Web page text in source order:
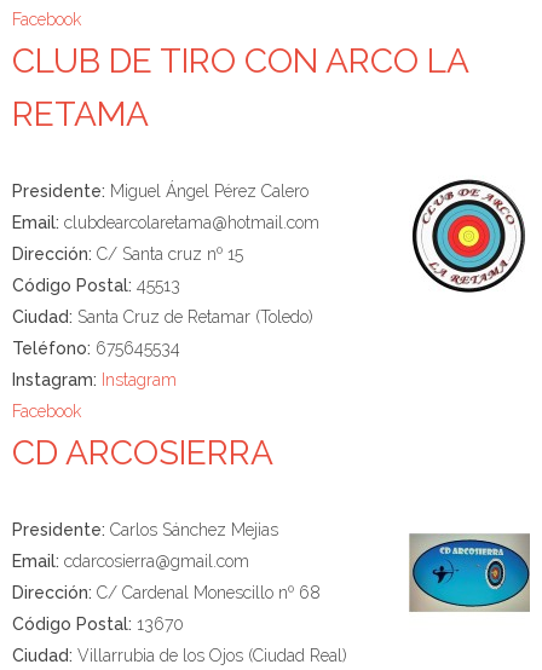
Facebook
CLUB DE TIRO CON ARCO LA
RETAMA
Presidente: Miguel Ángel Pérez Calero
Email: clubdearcolaretama@hotmail.com
Dirección: C/ Santa cruz nº 15
Código Postal: 45513
Ciudad: Santa Cruz de Retamar (Toledo)
Teléfono: 675645534
Instagram: Instagram
Facebook
CD ARCOSIERRA
Presidente: Carlos Sánchez Mejias
Email: cdarcosierra@gmail.com
Dirección: C/ Cardenal Monescillo nº 68
Código Postal: 13670
Ciudad: Villarrubia de los Ojos (Ciudad Real)